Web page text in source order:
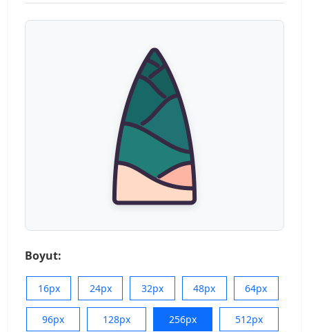
Boyut:
16px 24px 32px 48px 64px
96px 128px 256px 512px